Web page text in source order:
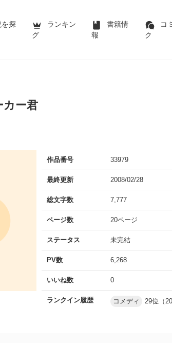
探
ランキン
グ
書籍情
報
コ
ク
ー君
作品番号 33979
最終更新 2008/02/28
総文字数 7,777
ページ数 20ページ
ステータス 未完結
PV数 6,268
いいね数 0
ランクイン履歴 コメディ 29位（